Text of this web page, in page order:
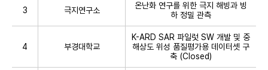
3 극지연구소
온난화 연구를 위한 극지 해빙과 빙
하 정밀 관측
4 부경대학교
K-ARD SAR 파일럿 SW 개발 및 중
해상도 위성 품질평가용 데이터셋 구
축 (Closed)